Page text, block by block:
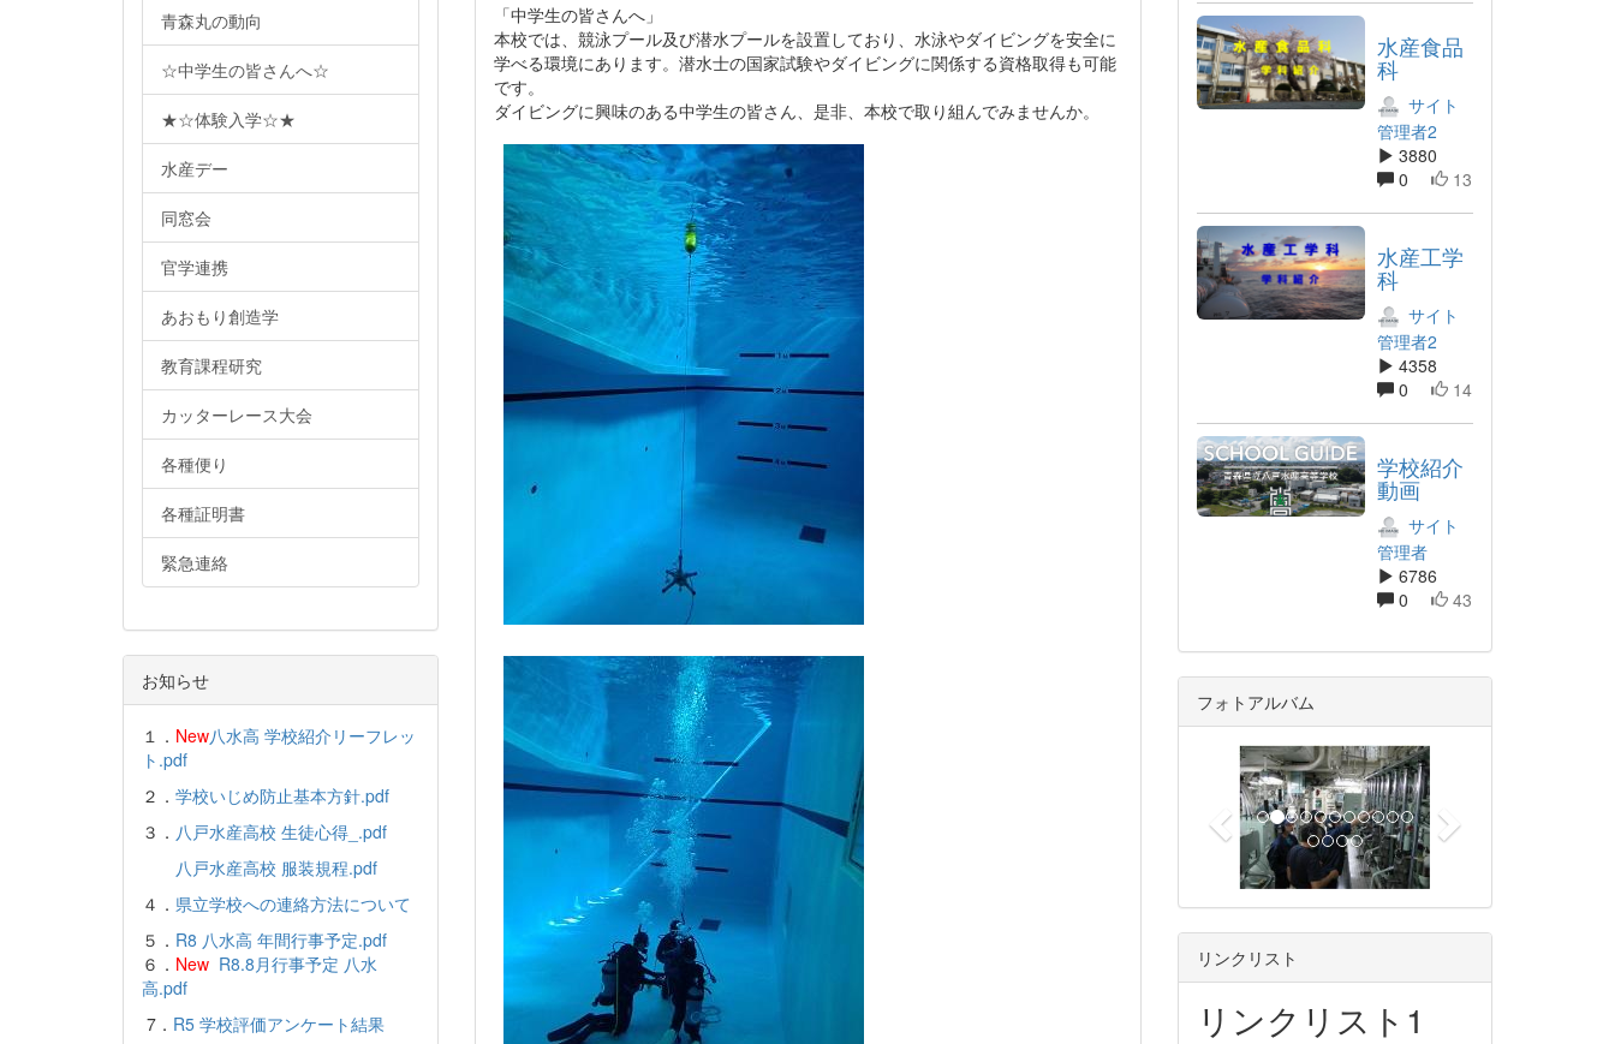
「中学生の皆さんへ」
本校では、競泳プール及び潜水プールを設置しており、水泳やダイビングを安全に
学べる環境にあります。潜水士の国家試験やダイビングに関係する資格取得も可能
です。
ダイビングに興味のある中学生の皆さん、是非、本校で取り組んでみませんか。
青森丸の動向
☆中学生の皆さんへ☆
★☆体験入学☆★
水産デー
同窓会
官学連携
あおもり創造学
教育課程研究
カッターレース大会
各種便り
各種証明書
緊急連絡
お知らせ
１． New八水高 学校紹介リーフレッ
ト.pdf
２． 学校いじめ防止基本方針.pdf
３． 八戸水産高校 生徒心得_.pdf
八戸水産高校 服装規程.pdf
４． 県立学校への連絡方法について
５． R8 八水高 年間行事予定.pdf
６． New R8.8月行事予定 八水
高.pdf
7． R5 学校評価アンケート結果
水産食品
科
サイト
管理者2
3880
0
13
水産工学
科
サイト
管理者2
4358
0
14
学校紹介
動画
サイト
管理者
6786
0
43
フォトアルバム
e
o
u
x
リンクリスト
リンクリスト1